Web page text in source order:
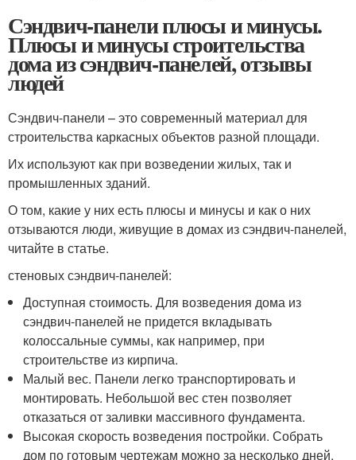
Сэндвич-панели плюсы и минусы.
Плюсы и минусы строительства
дома из сэндвич-панелей, отзывы
людей
Сэндвич-панели – это современный материал для
строительства каркасных объектов разной площади.
Их используют как при возведении жилых, так и
промышленных зданий.
О том, какие у них есть плюсы и минусы и как о них
отзываются люди, живущие в домах из сэндвич-панелей,
читайте в статье.
стеновых сэндвич-панелей:
Доступная стоимость. Для возведения дома из
сэндвич-панелей не придется вкладывать
колоссальные суммы, как например, при
строительстве из кирпича.
Малый вес. Панели легко транспортировать и
монтировать. Небольшой вес стен позволяет
отказаться от заливки массивного фундамента.
Высокая скорость возведения постройки. Собрать
дом по готовым чертежам можно за несколько дней.